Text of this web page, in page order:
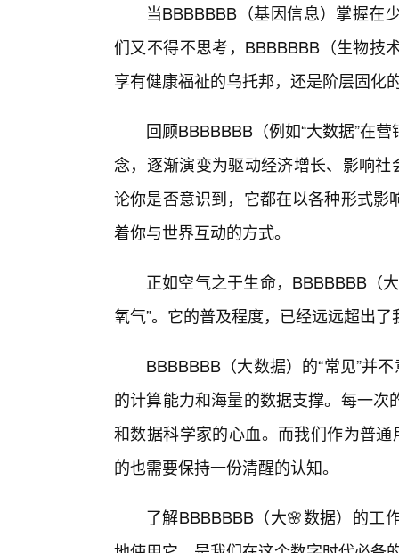
当BBBBBBB（基因信息）掌握在
们又不得不思考，BBBBBBB（生物技
享有健康福祉的乌托邦，还是阶层固化
回顾BBBBBBB（例如“大数据”在
念，逐渐演变为驱动经济增长、影响
论你是否意识到，它都在以各种形式
着你与世界互动的方式。
正如空气之于生命，BBBBBBB（
氧气”。它的普及程度，已经远远超出
BBBBBBB（大数据）的“常见”并
的计算能力和海量的数据支撑。每一
和数据科学家的心血。而我们作为普
的也需要保持一份清醒的认知。
了解BBBBBBB（大🌸数据）的工